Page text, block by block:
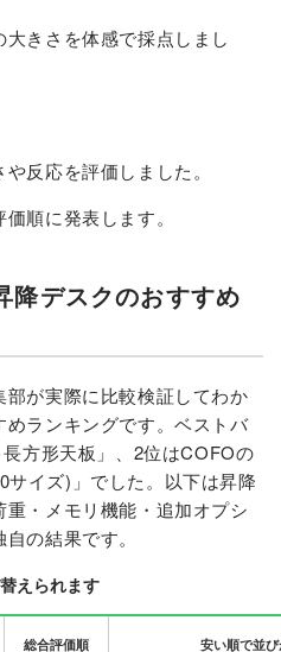
きさを体感で採点しまし
反応を評価しました。
順に発表します。
降デスクのおすすめ
が実際に比較検証してわか
ランキングです。ベストバ
方形天板」、2位はCOFOの
サイズ)」でした。以下は昇降
・メモリ機能・追加オプシ
の結果です。
えられます
総合評価順 安い順で並